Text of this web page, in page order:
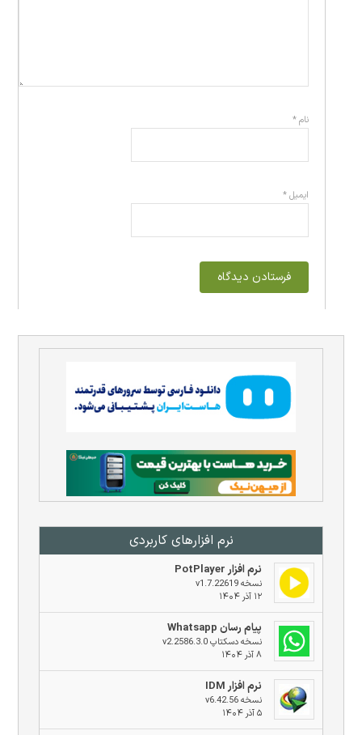
نرم افزار‌های کاربردی
نرم افزار PotPlayer
نسخه v1.7.22619
۱۲ آذر ۱۴۰۴
پیام رسان Whatsapp
نسخه دسکتاپ v2.2586.3.0
۸ آذر ۱۴۰۴
نرم افزار IDM
نسخه v6.42.56
۵ آذر ۱۴۰۴
نام*
ایمیل*